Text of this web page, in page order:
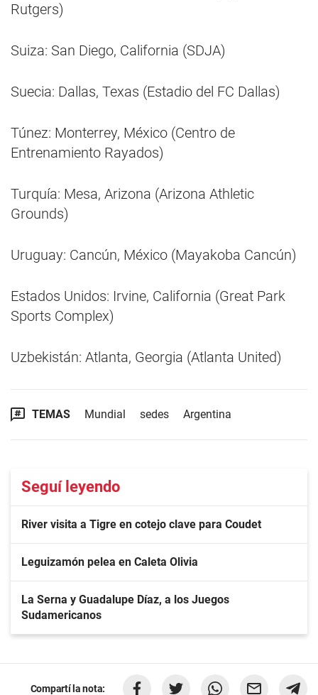
Rutgers)
Suiza: San Diego, California (SDJA)
Suecia: Dallas, Texas (Estadio del FC Dallas)
Túnez: Monterrey, México (Centro de
Entrenamiento Rayados)
Turquía: Mesa, Arizona (Arizona Athletic
Grounds)
Uruguay: Cancún, México (Mayakoba Cancún)
Estados Unidos: Irvine, California (Great Park
Sports Complex)
Uzbekistán: Atlanta, Georgia (Atlanta United)
TEMAS Mundial sedes Argentina
Seguí leyendo
River visita a Tigre en cotejo clave para Coudet
Leguizamón pelea en Caleta Olivia
La Serna y Guadalupe Díaz, a los Juegos
Sudamericanos
Compartí la nota: